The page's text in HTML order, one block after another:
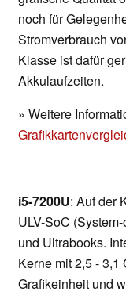
noch für
Stromverbrauch
Klasse ist dafür
Akkulaufzeiten.
» Weitere
i5-7200U: Auf der
ULV-SoC
und Ultrabooks.
Kerne mit 2,5 -
Grafikeinheit und